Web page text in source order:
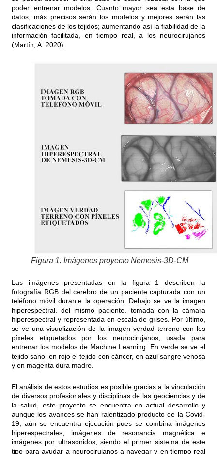
poder entrenar modelos. Cuanto mayor sea esta base de
datos, más precisos serán los modelos y mejores serán las
clasificaciones de los tejidos; aumentando así la fiabilidad de la
información facilitada, en tiempo real, a los neurocirujanos
(Martín, A. 2020).
Figura 1. Imágenes proyecto Nemesis-3D-CM
Las imágenes presentadas en la figura 1 describen la
fotografía RGB del cerebro de un paciente capturada con un
teléfono móvil durante la operación. Debajo se ve la imagen
hiperespectral, del mismo paciente, tomada con la cámara
hiperespectral y representada en escala de grises. Por último,
se ve una visualización de la imagen verdad terreno con los
píxeles etiquetados por los neurocirujanos, usada para
entrenar los modelos de Machine Learning. En verde se ve el
tejido sano, en rojo el tejido con cáncer, en azul sangre venosa
y en magenta dura madre.
El análisis de estos estudios es posible gracias a la vinculación
de diversos profesionales y disciplinas de las geociencias y de
la salud, este proyecto se encuentra en actual desarrollo y
aunque los avances se han ralentizado producto de la Covid-
19, aún se encuentra ejecución pues se combina imágenes
hiperespectrales, imágenes de resonancia magnética e
imágenes por ultrasonidos, siendo el primer sistema de este
tipo para ayudar a neurocirujanos a navegar y en tiempo real